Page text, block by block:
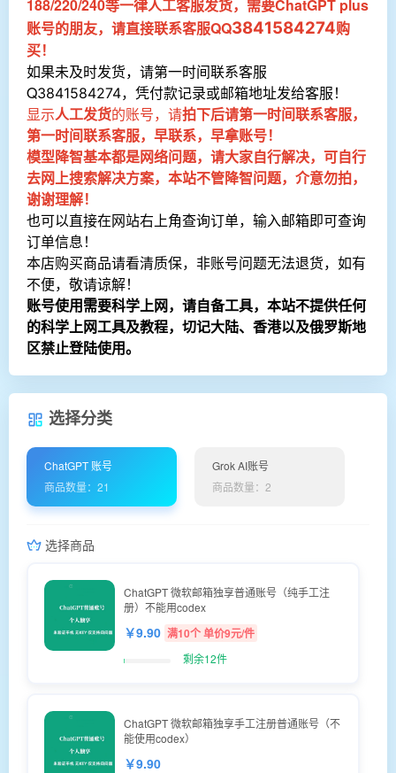
188/220/240等一律人工客服发货，需要ChatGPT plus
账号的朋友，请直接联系客服QQ3841584274购
买！
如果未及时发货，请第一时间联系客服
Q3841584274，凭付款记录或邮箱地址发给客服！
显示人工发货的账号，请拍下后请第一时间联系客服，
第一时间联系客服，早联系，早拿账号！
模型降智基本都是网络问题，请大家自行解决，可自行
去网上搜索解决方案，本站不管降智问题，介意勿拍，
谢谢理解！
也可以直接在网站右上角查询订单，输入邮箱即可查询
订单信息！
本店购买商品请看清质保，非账号问题无法退货，如有
不便，敬请谅解！
账号使用需要科学上网，请自备工具，本站不提供任何
的科学上网工具及教程，切记大陆、香港以及俄罗斯地
区禁止登陆使用。
选择分类
ChatGPT 账号
商品数量：21
Grok AI账号
商品数量：2
选择商品
ChatGPT 微软邮箱独享普通账号（纯手工注
册）不能用codex
￥9.90 满10个 单价9元/件
剩余12件
ChatGPT 微软邮箱独享手工注册普通账号（不
能使用codex）
￥9.90